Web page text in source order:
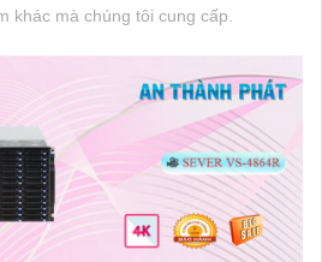
khác mà chúng tôi cung cấp.